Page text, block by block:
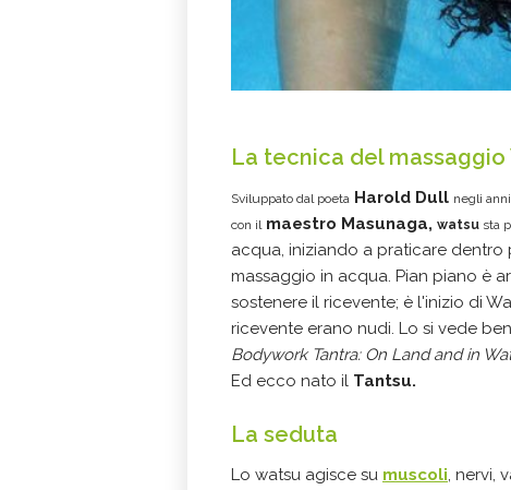
La tecnica del massaggio
Sviluppato dal poeta Harold Dull negli
con ilmaestro Masunaga, watsu sta
acqua, iniziando a praticare
massaggio in acqua. Pian piano è
sostenere il ricevente; è l'inizio di
ricevente erano nudi. Lo si vede
Bodywork Tantra: On Land and in
Ed ecco nato il Tantsu.
La seduta
Lo watsu agisce su muscoli, nervi,